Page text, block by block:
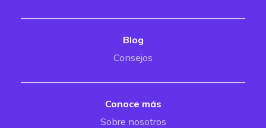
Blog
Consejos
Conoce más
Sobre nosotros